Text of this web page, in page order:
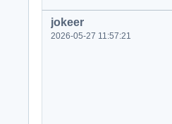
jokeer
2026-05-27 11:57:21